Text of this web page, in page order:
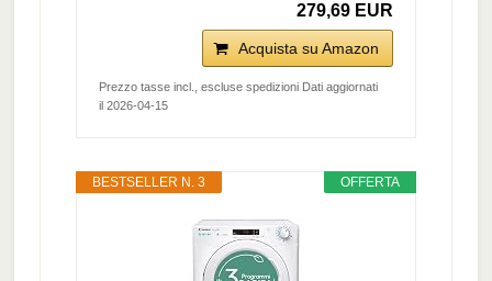
279,69 EUR
Acquista su Amazon
Prezzo tasse incl., escluse spedizioni Dati aggiornati
il 2026-04-15
OFFERTA
BESTSELLER N. 3